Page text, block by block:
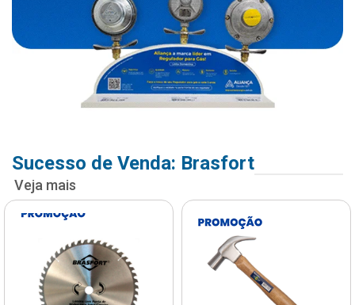
Sucesso de Venda: Brasfort
Veja mais